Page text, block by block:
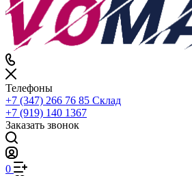
Телефоны
+7 (347) 266 76 85 Склад
+7 (919) 140 1367
Заказать звонок
0